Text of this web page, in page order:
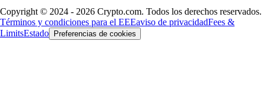
Copyright © 2024 - 2026 Crypto.com. Todos los derechos reservados.
Términos y condiciones para el EEEaviso de privacidadFees &
LimitsEstado Preferencias de cookies